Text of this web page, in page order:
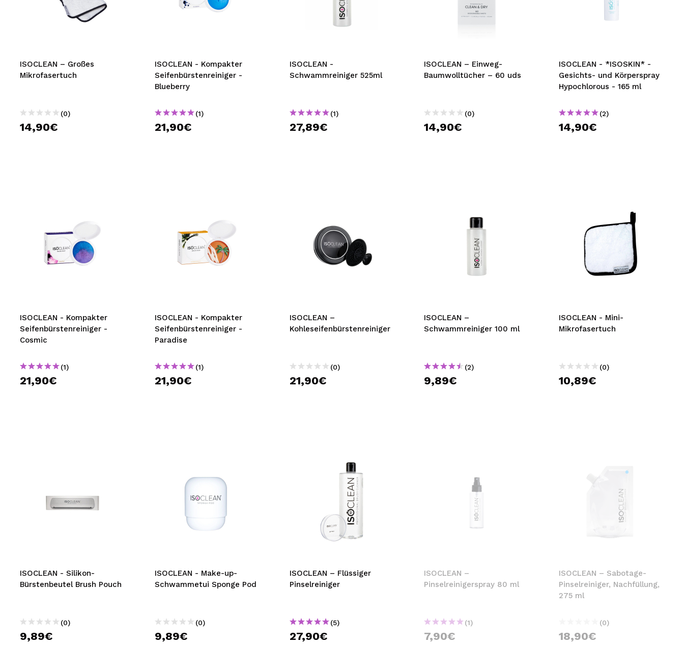
ISOCLEAN – Großes
Mikrofasertuch
(0)
14,90€
ISOCLEAN - Kompakter
Seifenbürstenreiniger -
Blueberry
(1)
21,90€
ISOCLEAN -
Schwammreiniger 525ml
(1)
27,89€
ISOCLEAN – Einweg-
Baumwolltücher – 60 uds
(0)
14,90€
ISOCLEAN - *ISOSKIN* -
Gesichts- und Körperspray
Hypochlorous - 165 ml
(2)
14,90€
ISOCLEAN - Kompakter
Seifenbürstenreiniger -
Cosmic
(1)
21,90€
ISOCLEAN - Kompakter
Seifenbürstenreiniger -
Paradise
(1)
21,90€
ISOCLEAN –
Kohleseifenbürstenreiniger
(0)
21,90€
ISOCLEAN –
Schwammreiniger 100 ml
(2)
9,89€
ISOCLEAN - Mini-
Mikrofasertuch
(0)
10,89€
ISOCLEAN - Silikon-
Bürstenbeutel Brush Pouch
(0)
9,89€
ISOCLEAN - Make-up-
Schwammetui Sponge Pod
(0)
9,89€
ISOCLEAN – Flüssiger
Pinselreiniger
(5)
27,90€
ISOCLEAN –
Pinselreinigerspray 80 ml
(1)
7,90€
ISOCLEAN – Sabotage-
Pinselreiniger, Nachfüllung,
275 ml
(0)
18,90€